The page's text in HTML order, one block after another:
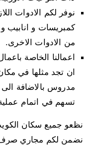
نوفر لكم الادوات
كمبريسات و انابيب
من الادوات الاخرى.
اعمالنا الخاصة
ان تجد مثلها في
مدروس بالاضافة
تسهم في اتمام
نظعو جميع سكان
نضمن لكم مجاري صرف